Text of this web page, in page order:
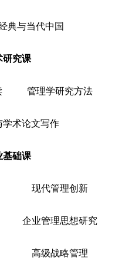
典与当代中国
研究课
管理学研究方法
学术论文写作
基础课
现代管理创新
企业管理思想研究
高级战略管理